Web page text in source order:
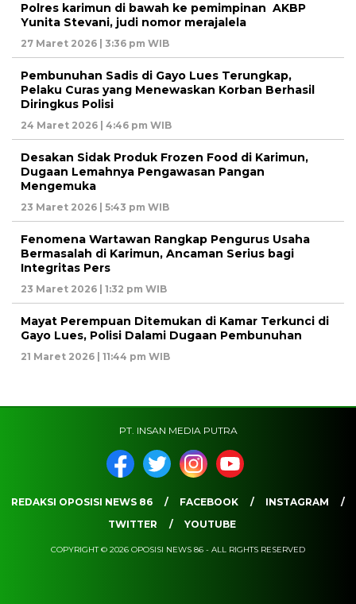
Polres karimun di bawah ke pemimpinan AKBP
Yunita Stevani, judi nomor merajalela
27 Maret 2026 | 3:36 pm WIB
Pembunuhan Sadis di Gayo Lues Terungkap,
Pelaku Curas yang Menewaskan Korban Berhasil
Diringkus Polisi
24 Maret 2026 | 4:46 pm WIB
Desakan Sidak Produk Frozen Food di Karimun,
Dugaan Lemahnya Pengawasan Pangan
Mengemuka
23 Maret 2026 | 5:43 pm WIB
Fenomena Wartawan Rangkap Pengurus Usaha
Bermasalah di Karimun, Ancaman Serius bagi
Integritas Pers
23 Maret 2026 | 1:32 pm WIB
Mayat Perempuan Ditemukan di Kamar Terkunci di
Gayo Lues, Polisi Dalami Dugaan Pembunuhan
21 Maret 2026 | 11:44 pm WIB
PT. INSAN MEDIA PUTRA
REDAKSI OPOSISI NEWS 86 FACEBOOK
INSTAGRAM
TWITTER
YOUTUBE
COPYRIGHT © 2026 OPOSISI NEWS 86 - ALL RIGHTS RESERVED